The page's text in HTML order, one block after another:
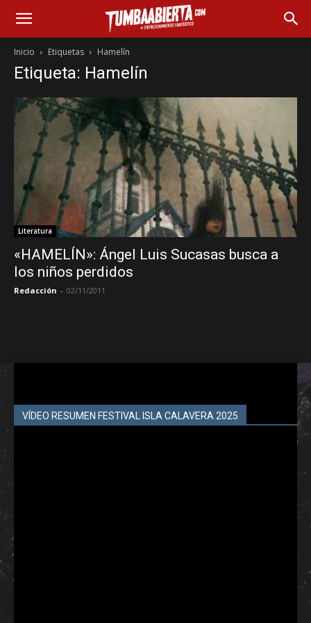
Inicio Etiquetas Hamelín
Etiqueta: Hamelín
Literatura
«HAMELÍN»: Ángel Luis Sucasas busca a
los niños perdidos
Redacción - 02/11/2011
VÍDEO RESUMEN FESTIVAL ISLA CALAVERA 2025